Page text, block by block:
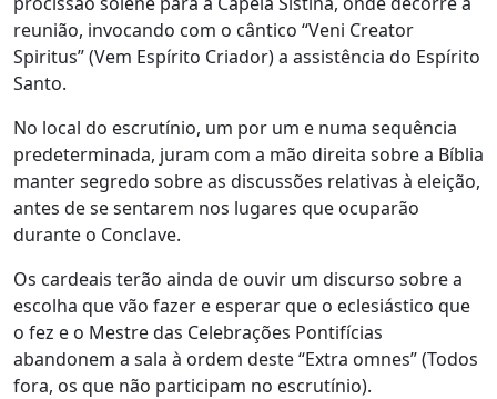
reunião, invocando com o cântico “Veni Creator
Spiritus” (Vem Espírito Criador) a assistência do Espírito
Santo.
No local do escrutínio, um por um e numa sequência
predeterminada, juram com a mão direita sobre a Bíblia
manter segredo sobre as discussões relativas à eleição,
antes de se sentarem nos lugares que ocuparão
durante o Conclave.
Os cardeais terão ainda de ouvir um discurso sobre a
escolha que vão fazer e esperar que o eclesiástico que
o fez e o Mestre das Celebrações Pontifícias
abandonem a sala à ordem deste “Extra omnes” (Todos
fora, os que não participam no escrutínio).